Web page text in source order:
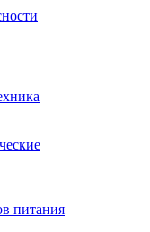
питания